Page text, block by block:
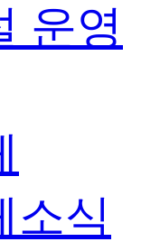
운영
소식